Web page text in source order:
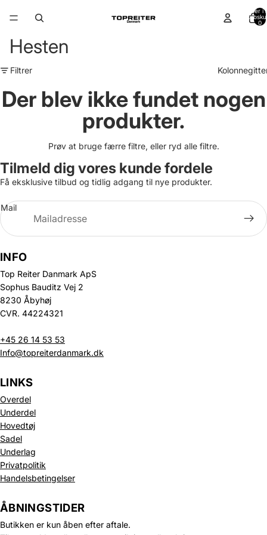
Varer i
0
Hesten
Filtrer
Der blev ikke fundet nogen
produkter.
Prøv at bruge færre filtre, eller ryd alle filtre.
Tilmeld dig vores kunde fordele
Få eksklusive tilbud og tidlig adgang til nye produkter.
Mail
INFO
Top Reiter Danmark ApS
Sophus Bauditz Vej 2
8230 Åbyhøj
CVR. 44224321
+45 26 14 53 53
Info@topreiterdanmark.dk
LINKS
Overdel
Underdel
Hovedtøj
Sadel
Underlag
Privatpolitik
Handelsbetingelser
ÅBNINGSTIDER
Butikken er kun åben efter aftale.
Politik om beskyttelse af persondata
Refusionspolitik
Kontaktinformation